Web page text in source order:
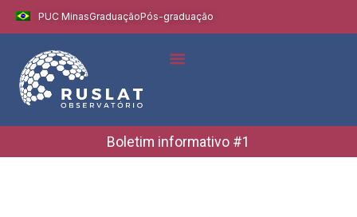
PUC MinasGraduaçãoPós-graduação
Boletim informativo #1